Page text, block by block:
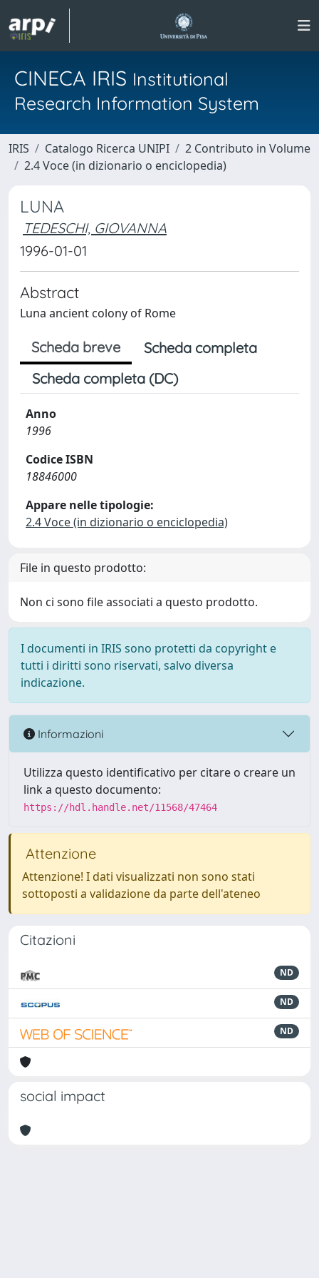
CINECA IRIS Institutional
Research Information System
IRIS Catalogo Ricerca UNIPI
2 Contributo in Volume
2.4 Voce (in dizionario o enciclopedia)
LUNA
TEDESCHI, GIOVANNA
1996-01-01
Abstract
Luna ancient colony of Rome
Scheda breve
Scheda completa
Scheda completa (DC)
Anno
1996
Codice ISBN
18846000
Appare nelle tipologie:
2.4 Voce (in dizionario o enciclopedia)
File in questo prodotto:
Non ci sono file associati a questo prodotto.
I documenti in IRIS sono protetti da copyright e
tutti i diritti sono riservati, salvo diversa
indicazione.
Informazioni
Utilizza questo identificativo per citare o creare un
link a questo documento:
https://hdl.handle.net/11568/47464
Attenzione
Attenzione! I dati visualizzati non sono stati
sottoposti a validazione da parte dell'ateneo
Citazioni
ND
ND
ND
social impact